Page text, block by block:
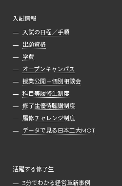
入試情報
入試の日程／手順
出願資格
学費
オープンキャンパス
授業公開＋個別相談会
科目等履修生制度
修了生優待聴講制度
履修チャレンジ制度
データで見る日本工大MOT
活躍する修了生
3分でわかる経営革新事例